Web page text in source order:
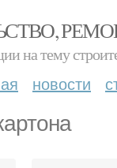
на тему
новости